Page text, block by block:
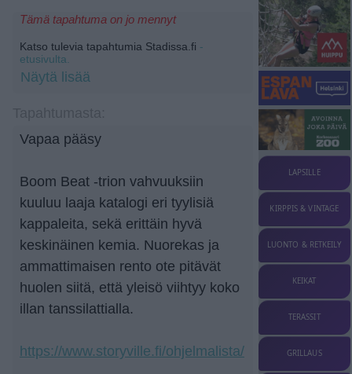
Tämä tapahtuma on jo mennyt
Katso tulevia tapahtumia Stadissa.fi -
etusivulta.
Näytä lisää
Vapaa pääsy
Boom Beat -trion vahvuuksiin
kuuluu laaja katalogi eri tyylisiä
kappaleita, sekä erittäin hyvä
keskinäinen kemia. Nuorekas ja
ammattimaisen rento ote pitävät
huolen siitä, että yleisö viihtyy koko
illan tanssilattialla.
https://www.storyville.fi/ohjelmalista/
LAPSILLE
KIRPPIS & VINTAGE
LUONTO & RETKEILY
KEIKAT
TERASSIT
GRILLAUS